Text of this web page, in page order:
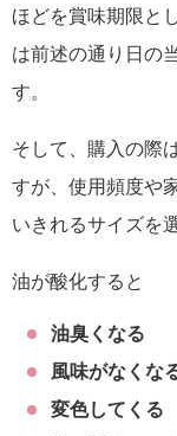
ほどを賞味期限と
は前述の通り日の
す。
そして、購入の際
すが、使用頻度や
いきれるサイズを
油が酸化すると
油臭くなる
風味がなくな
変色してくる